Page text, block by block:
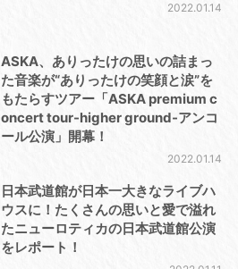
2022.01.14
ASKA、ありったけの思いの詰まっ
た音楽が“ありったけの笑顔と涙”を
もたらすツアー「ASKA premium c
oncert tour-higher ground-アンコ
ール公演」開幕！
2022.01.14
日本武道館が日本一大きなライブハ
ウスに！たくさんの思いと愛で溢れ
たニューロティカの日本武道館公演
をレポート！